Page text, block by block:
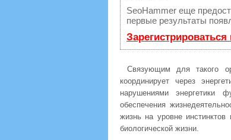
SeoHammer еще
первые результаты
Связующим для такого
координирует через
нарушениями энергетики
обеспечения
жизнь на уровне
биологической жизни.